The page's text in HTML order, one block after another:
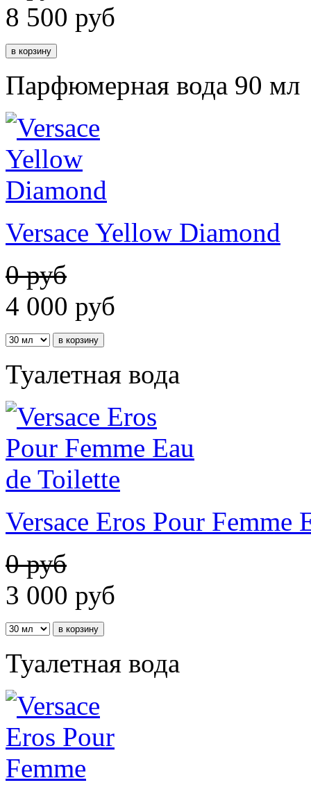
8 500 руб
Парфюмерная вода 90 мл
Versace Yellow Diamond
0 руб
4 000 руб
Туалетная вода
Versace Eros Pour Femme
0 руб
3 000 руб
Туалетная вода